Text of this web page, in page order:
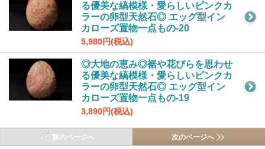
る優美な縞模様・愛らしいピンクカ
ラーの卵型天然石◎ エッグ型イン
カローズ置物一点もの-20
5,980円(税込)
◎大地の恵み◎裾や花びらを思わせ
る優美な縞模様・愛らしいピンクカ
ラーの卵型天然石◎ エッグ型イン
カローズ置物一点もの-19
3,890円(税込)
前のページへ 次のページへ